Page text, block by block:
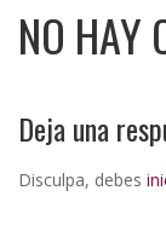
NO HAY
Deja una
Disculpa, debes